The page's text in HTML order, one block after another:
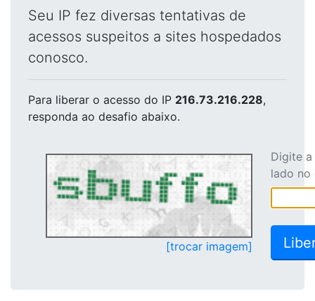
Seu IP fez diversas tentativas de
acessos suspeitos a sites hospedados
conosco.
Para liberar o acesso do IP 216.73.216.228,
responda ao desafio abaixo.
[trocar imagem]
Digite
lado no